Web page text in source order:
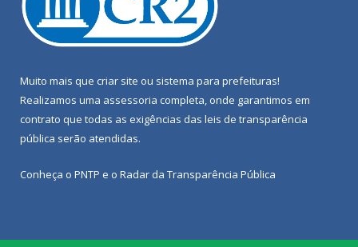
Muito mais que criar site ou sistema para prefeituras!
Realizamos uma assessoria completa, onde garantimos em
contrato que todas as exigências das leis de transparência
pública serão atendidas.
Conheça o PNTP e o Radar da Transparência Pública